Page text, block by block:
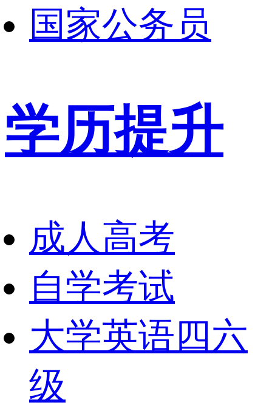
国家公务员
学历提升
成人高考
自学考试
大学英语四六
级